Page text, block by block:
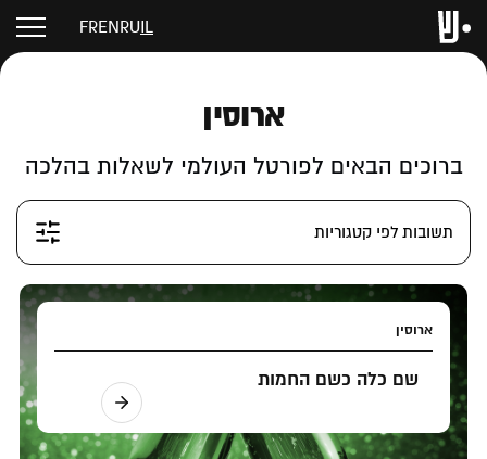
IL
RU
EN
FR
ארוסין
ברוכים הבאים לפורטל העולמי לשאלות בהלכה
תשובות לפי קטגוריות
ארוסין
שם כלה כשם החמות